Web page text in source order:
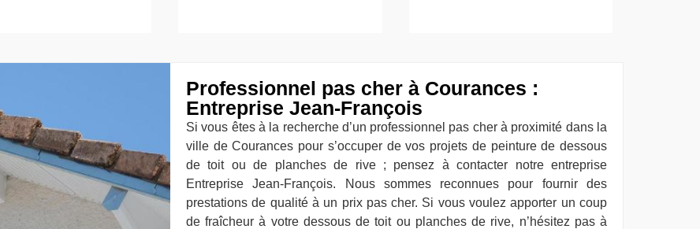
Professionnel pas cher à Courances :
Entreprise Jean-François
Si vous êtes à la recherche d’un professionnel pas cher à proximité dans la
ville de Courances pour s’occuper de vos projets de peinture de dessous
de toit ou de planches de rive ; pensez à contacter notre entreprise
Entreprise Jean-François. Nous sommes reconnues pour fournir des
prestations de qualité à un prix pas cher. Si vous voulez apporter un coup
de fraîcheur à votre dessous de toit ou planches de rive, n’hésitez pas à